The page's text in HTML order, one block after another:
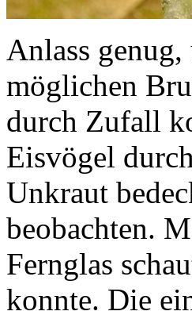
Anlass
möglichen
durch Zufall
Eisvögel
Unkraut
beobachten.
Fernglas
konnte. Die